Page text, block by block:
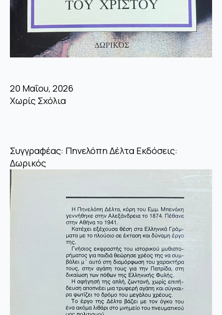
20 Μαΐου, 2026
Χωρίς Σχόλια
Συγγραφέας: Πηνελόπη Δέλτα Εκδόσεις:
Δωρικός